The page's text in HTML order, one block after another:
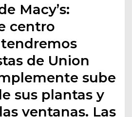
Macy’s:
centro
de Union
sube
sus plantas y
ventanas. Las